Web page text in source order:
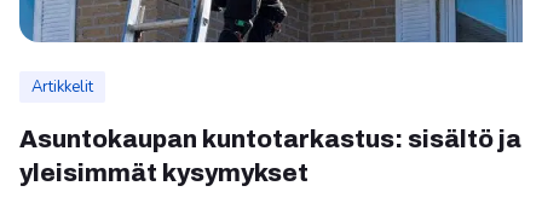
Artikkelit
Asuntokaupan kuntotarkastus: sisältö ja
yleisimmät kysymykset